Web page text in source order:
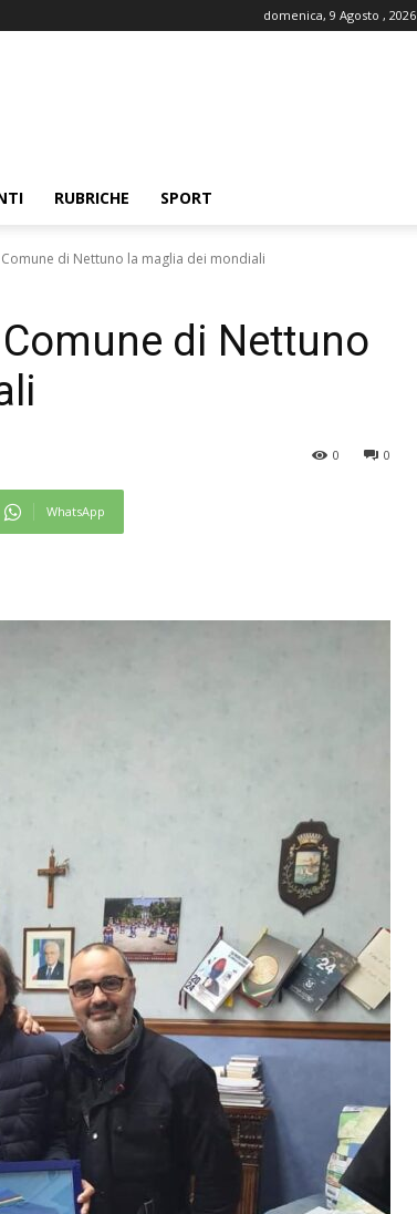
domenica, 9 Agosto , 2026
RUBRICHE SPORT
di Nettuno la maglia dei mondiali
di Nettuno
0
0
WhatsApp